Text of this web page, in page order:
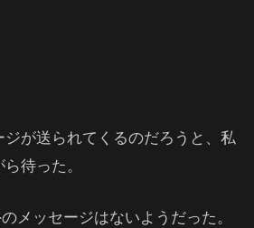
が送られてくるのだろうと、私
待った。
メッセージはないようだった。